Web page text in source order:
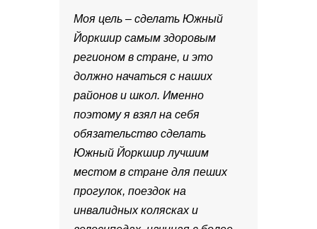
Моя цель – сделать Южный
Йоркшир самым здоровым
регионом в стране, и это
должно начаться с наших
районов и школ. Именно
поэтому я взял на себя
обязательство сделать
Южный Йоркшир лучшим
местом в стране для пеших
прогулок, поездок на
инвалидных колясках и